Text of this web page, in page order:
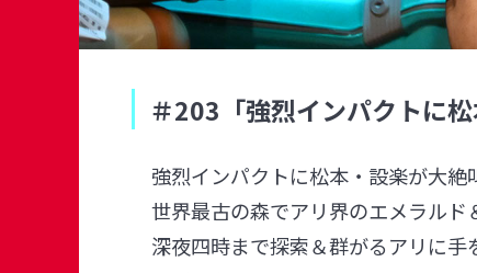
＃203「強烈インパクトに
強烈インパクトに松本・設楽が大
世界最古の森でアリ界のエメラル
深夜四時まで探索＆群がるアリに